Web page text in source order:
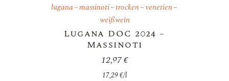
lugana massinoti trocken venetien
weißwein
Lugana DOC 2024 –
Massinoti
12,97€
17,29€/l